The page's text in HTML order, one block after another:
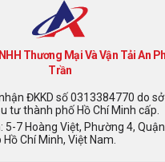
Thương Mại Và Vận Tải An
Trần
ĐKKD số 0313384770 do
tư thành phố Hồ Chí Minh cấp.
5-7 Hoàng Việt, Phường 4, Quận
Chí Minh, Việt Nam.